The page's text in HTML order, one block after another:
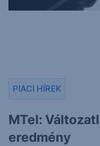
MTel:
eredmény
PIACI HÍREK